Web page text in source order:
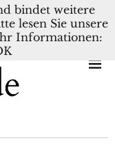
NEDERLANDS
bindet weitere
lesen Sie unsere
Informationen: